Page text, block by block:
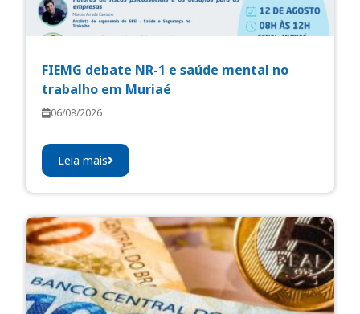
FIEMG debate NR-1 e saúde mental no
trabalho em Muriaé
06/08/2026
Leia mais